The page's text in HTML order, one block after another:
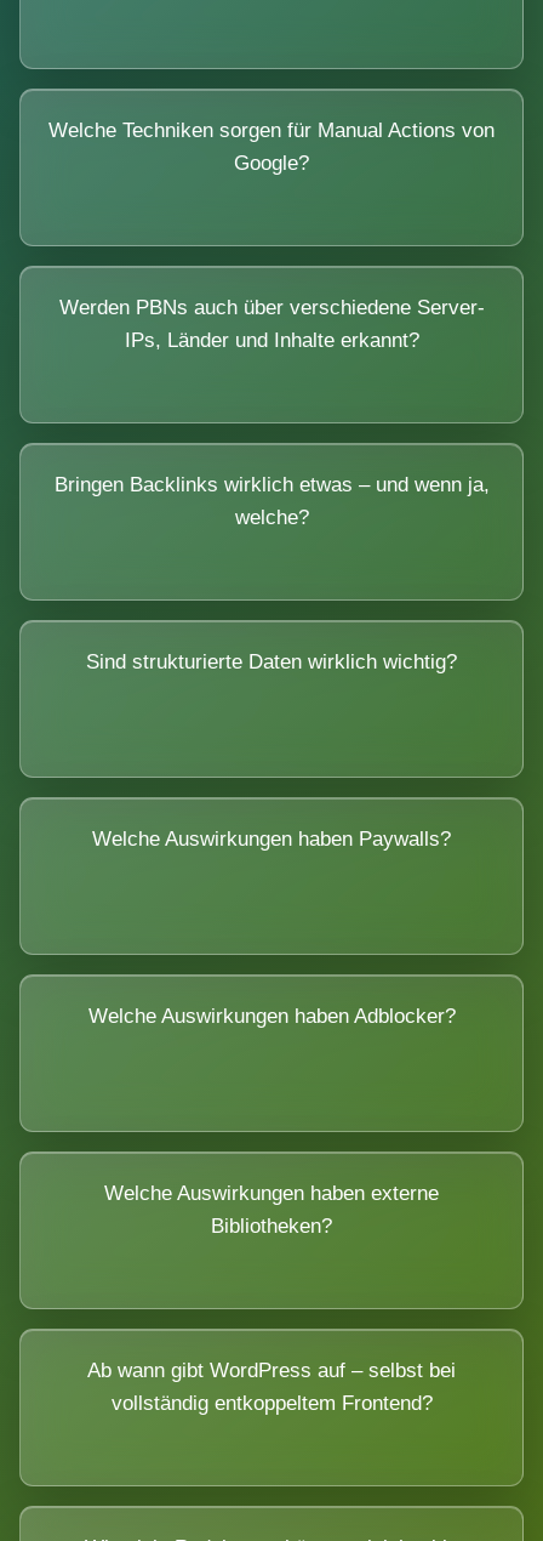
Welche Techniken sorgen für Manual Actions von
Google?
Werden PBNs auch über verschiedene Server-
IPs, Länder und Inhalte erkannt?
Bringen Backlinks wirklich etwas – und wenn ja,
welche?
Sind strukturierte Daten wirklich wichtig?
Welche Auswirkungen haben Paywalls?
Welche Auswirkungen haben Adblocker?
Welche Auswirkungen haben externe
Bibliotheken?
Ab wann gibt WordPress auf – selbst bei
vollständig entkoppeltem Frontend?